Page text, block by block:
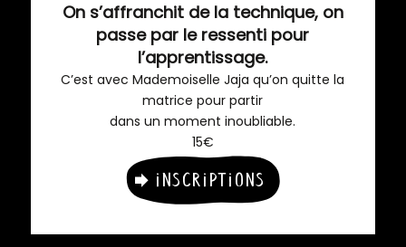
On s’affranchit de la technique, on
passe par le ressenti pour
l’apprentissage.
C’est avec Mademoiselle Jajaqu’on quitte la
matrice pour partir
dans un moment inoubliable.
15€
Inscriptions